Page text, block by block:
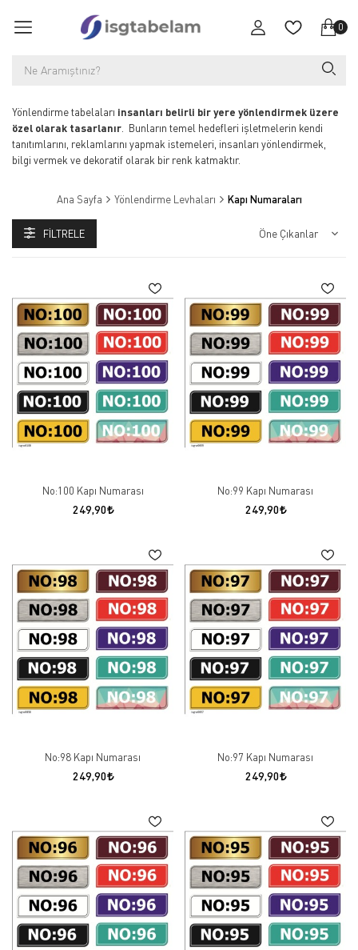
0
Yönlendirme tabelaları insanları belirli bir yere yönlendirmek üzere
özel olarak tasarlanır . Bunların temel hedefleri işletmelerin kendi
tanıtımlarını, reklamlarını yapmak istemeleri, insanları yönlendirmek,
bilgi vermek ve dekoratif olarak bir renk katmaktır.
Ana Sayfa Yönlendirme Levhaları Kapı Numaraları
FILTRELE
No:100 Kapı Numarası
249,90
No:99 Kapı Numarası
249,90
No:98 Kapı Numarası
249,90
No:97 Kapı Numarası
249,90